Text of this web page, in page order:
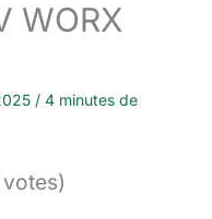
WORX
/ 4 minutes de